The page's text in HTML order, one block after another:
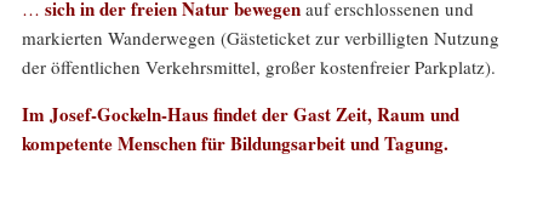
… sich in der freien Natur bewegen auf erschlossenen und
markierten Wanderwegen (Gästeticket zur verbilligten Nutzung
der öffentlichen Verkehrsmittel, großer kostenfreier Parkplatz).
Im Josef-Gockeln-Haus findet der Gast Zeit, Raum und
kompetente Menschen für Bildungsarbeit und Tagung.